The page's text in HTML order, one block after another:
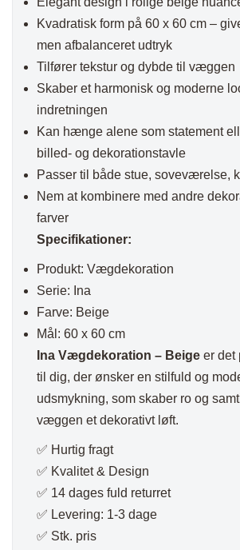
Kvadratisk form på 60 x 60 cm –
men afbalanceret udtryk
Tilfører tekstur og dybde til væggen
Skaber et harmonisk og moderne
indretningen
Kan hænge alene som statement
billed- og dekorationstavle
Passer til både stue, soveværelse,
Nem at kombinere med andre
farver
Specifikationer:
Produkt: Vægdekoration
Serie: Ina
Farve: Beige
Mål: 60 x 60 cm
Ina Vægdekoration – Beige er det
til dig, der ønsker en stilfuld og
udsmykning, som skaber ro og
væggen et dekorativt løft.
✅ Hurtig fragt
✅ Kvalitet & Design
✅ 14 dages fuld returret
✅ Levering: 1-3 dage
✅ Stk. pris